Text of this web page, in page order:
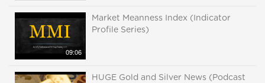
09:06
Market Meanness Index (Indicator
Profile Series)
HUGE Gold and Silver News (Podcast